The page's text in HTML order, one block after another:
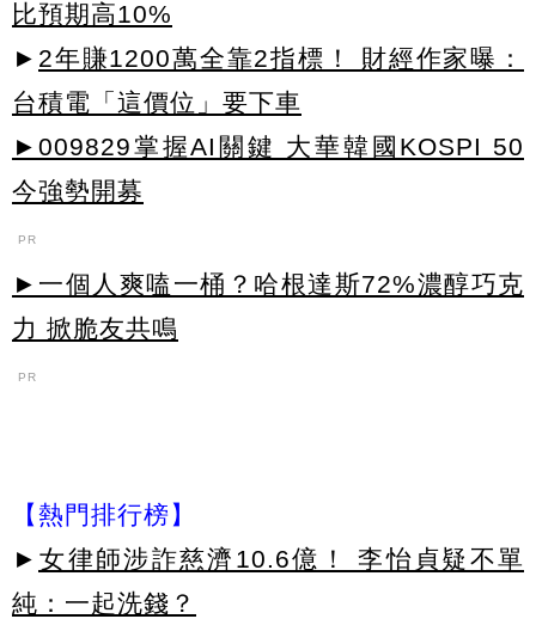
比預期高10%
► 2年賺1200萬全靠2指標！ 財經作家曝：
台積電「這價位」要下車
►009829掌握AI關鍵 大華韓國KOSPI 50
今強勢開募
PR
►一個人爽嗑一桶？哈根達斯72%濃醇巧克
力 掀脆友共鳴
PR
【熱門排行榜】
► 女律師涉詐慈濟10.6億！ 李怡貞疑不單
純：一起洗錢？